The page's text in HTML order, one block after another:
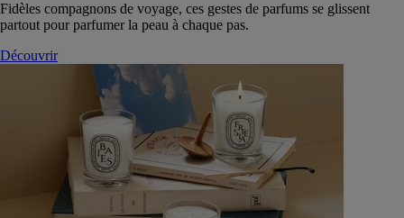
Fidèles compagnons de voyage, ces gestes de parfums se glissent
partout pour parfumer la peau à chaque pas.
Découvrir